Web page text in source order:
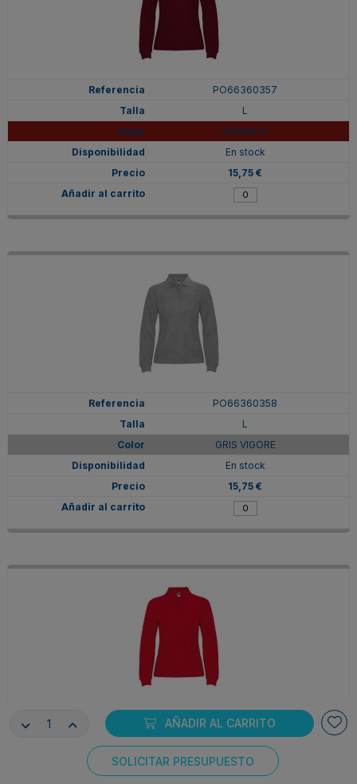
AÑADIR AL CARRITO
SOLICITAR PRESUPUESTO
PO66360357
L
GRANATE
En stock
15,75 €
PO66360358
L
GRIS VIGORE
En stock
15,75 €
PO66360360
L
ROJO
En stock
Consentimiento de cookies